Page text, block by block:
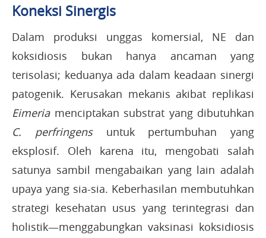
Koneksi Sinergis
Dalam produksi unggas komersial, NE dan
koksidiosis bukan hanya ancaman yang
terisolasi; keduanya ada dalam keadaan sinergi
patogenik. Kerusakan mekanis akibat replikasi
Eimeriamenciptakan substrat yang dibutuhkan
C. perfringensuntuk pertumbuhan yang
eksplosif. Oleh karena itu, mengobati salah
satunya sambil mengabaikan yang lain adalah
upaya yang sia-sia. Keberhasilan membutuhkan
strategi kesehatan usus yang terintegrasi dan
holistik—menggabungkan vaksinasi koksidiosis